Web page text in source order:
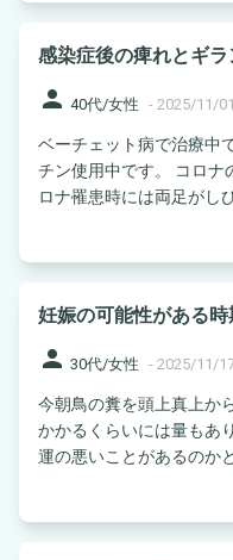
感染症後の痺れとギ
person 40代/女性 - 2025/11/01
ベーチェット病で治療中
チン使用中です。 コロナ
ロナ罹患時には両足がし
妊娠の可能性がある
person 30代/女性 - 2025/11/
今朝鳥の糞を頭上真上か
かかるくらいには量もあ
運の悪いことがあるのか